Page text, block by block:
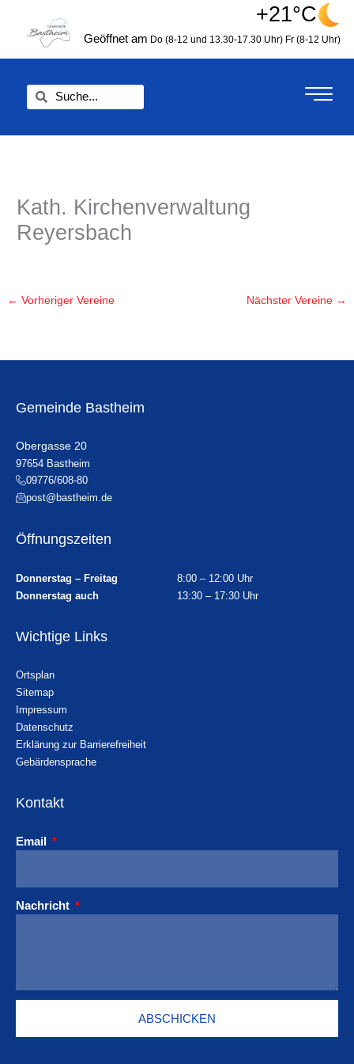
springen
+21°C
Geöffnet am Do (8-12 und 13.30-17.30 Uhr) Fr (8-12 Uhr)
Kath. Kirchenverwaltung
Reyersbach
← Vorheriger Vereine Nächster Vereine →
Gemeinde Bastheim
Obergasse 20
97654 Bastheim
09776/608-80
post@bastheim.de
Öffnungszeiten
Donnerstag – Freitag
8:00 – 12:00 Uhr
Donnerstag auch
13:30 – 17:30 Uhr
Wichtige Links
Ortsplan
Sitemap
Impressum
Datenschutz
Erklärung zur Barrierefreiheit
Gebärdensprache
Kontakt
Email
Nachricht
ABSCHICKEN